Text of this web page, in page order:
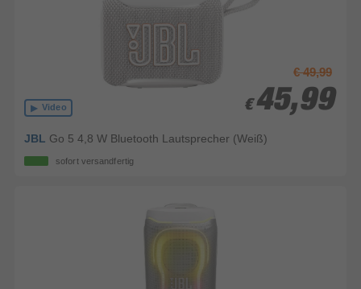
Video
€ 49,99
€ 45,99
€ 45,99
JBL Go 5 4,8 W Bluetooth Lautsprecher (Weiß)
sofort versandfertig